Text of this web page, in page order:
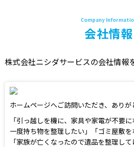
会社情報
株式会社ニシダサービスの会社情報
ホームページへご訪問いただき、ありが
「引っ越しを機に、家具や家電が不要
一度持ち物を整理したい」「ゴミ屋敷を
「家族が亡くなったので遺品を整理し